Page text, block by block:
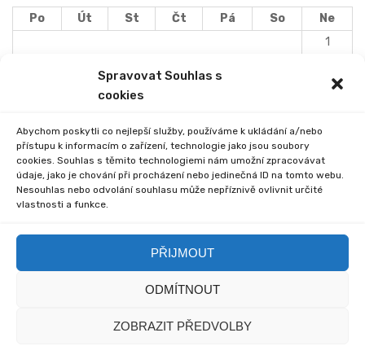
Spravovat Souhlas s
cookies
Abychom poskytli co nejlepší služby, používáme k ukládání a/nebo
přístupu k informacím o zařízení, technologie jako jsou soubory
cookies. Souhlas s těmito technologiemi nám umožní zpracovávat
údaje, jako je chování při procházení nebo jedinečná ID na tomto webu.
Nesouhlas nebo odvolání souhlasu může nepříznivě ovlivnit určité
vlastnosti a funkce.
PŘIJMOUT
ODMÍTNOUT
ZOBRAZIT PŘEDVOLBY
Po Út St Čt Pá So
Ne
1
11
15
23
24 25 26 27 28
29
30
31
« Lis Led »
© 2020 Základní škola
© 2020 myska.it a my sami